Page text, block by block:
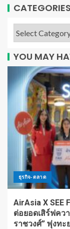
CATEGORIES
YOU MAY
ธุรกิจ-ตลาด
AirAsia X SEE
ต่อยอดเสิร์ฟคว
ราชวงศ์” พุ่งท